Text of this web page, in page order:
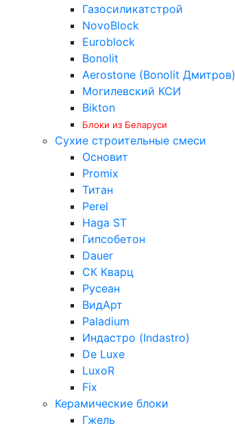
Газосиликатстрой
NovoBlock
Euroblock
Bonolit
Aerostone (Bonolit Дмитров)
Могилевский КСИ
Bikton
Блоки из Беларуси
Сухие строительные смеси
Основит
Promix
Титан
Perel
Haga ST
Гипсобетон
Dauer
СК Кварц
Русеан
ВидАрт
Paladium
Индастро (Indastro)
De Luxe
LuxoR
Fix
Керамические блоки
Гжель